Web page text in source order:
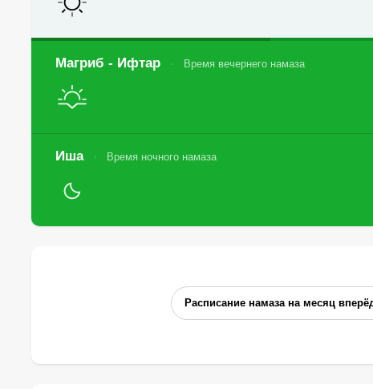
Магриб - Ифтар Время вечернего намаза
Иша Время ночного намаза
Расписание намаза на месяц